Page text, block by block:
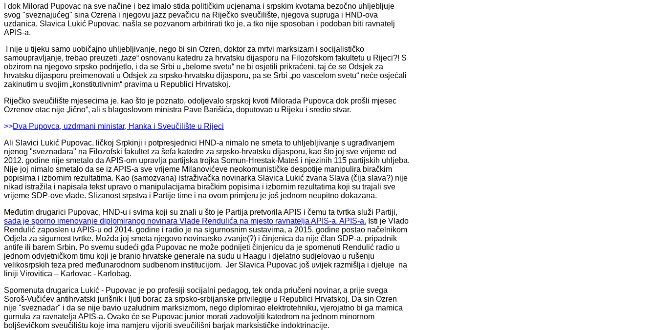
I dok Milorad Pupovac na sve načine i bez imalo stida političkim ucjenama i srpskim kvotama bezočno uhljebljuje
svog "sveznajućeg" sina Ozrena i njegovu jazz pevačicu na Riječko sveučilište, njegova supruga i HND-ova
uzdanica, Slavica Lukić Pupovac, našla se pozvanom arbitrirati tko je, a tko nije sposoban i podoban biti ravnatelj
APIS-a.
I nije u tijeku samo uobičajno uhljebljivanje, nego bi sin Ozren, doktor za mrtvi marksizam i socijalističko
samoupravljanje, trebao preuzeti „taze“ osnovanu katedru za hrvatsku dijasporu na Filozofskom fakultetu u Rijeci?! S
obzirom na njegovo srpsko podrijetlo, i da se Srbi u „belome svetu“ ne bi osjetili prikraćeni, taj će se Odsjek za
hrvatsku dijasporu preimenovati u Odsjek za srpsko-hrvatsku dijasporu, pa se Srbi „po vascelom svetu“ neće osjećali
zakinutim u svojim „konstitutivnim“ pravima u Republici Hrvatskoj.
Riječko sveučilište mjesecima je, kao što je poznato, odoljevalo srpskoj kvoti Milorada Pupovca dok prošli mjesec
Ozrenov otac nije „lično“, ali s blagoslovom ministra Pave Barišića, doputovao u Rijeku i sredio stvar.
>>Dva Pupovca, uzdrmani ministar, Hanka i Sveučilište u Rijeci
Ali Slavici Lukić Pupovac, ličkoj Srpkinji i potpresjednici HND-a nimalo ne smeta to uhljebljivanje s ugrađivanjem
njenog "sveznadara" na Filozofski fakultet za šefa katedre za srpsko-hrvatsku dijasporu, kao što joj sve vrijeme od
2012. godine nije smetalo da APIS-om upravlja partijska trojka Somun-Hrestak-Mateš i njezinih 115 partijskih uhljeba.
Nije joj nimalo smetalo da se iz APIS-a sve vrijeme Milanovićeve neokomunističke despotije manipulira biračkim
popisima i izbornim rezultatima. Kao (samozvana) istraživačka novinarka Slavica Lukić zvana Slava (čija slava?) nije
nikad istražila i napisala tekst upravo o manipulacijama biračkim popisima i izbornim rezultatima koji su trajali sve
vrijeme SDP-ove vlade. Slizanost srpstva i Partije time i na ovom primjeru je još jednom neupitno dokazana.
Međutim drugarici Pupovac, HND-u i svima koji su znali u što je Partija pretvorila APIS i čemu ta tvrtka služi Partiji,
sada je sporno imenovanje diplomiranog novinara Vlade Rendulića na mjesto ravnatelja APIS-a. APIS-a. Isti je Vlado
Rendulić zaposlen u APIS-u od 2014. godine i radio je na sigurnosnim sustavima, a 2015. godine postao načelnikom
Odjela za sigurnost tvrtke. Možda joj smeta njegovo novinarsko zvanje(?) i činjenica da nije član SDP-a, pripadnik
antife ili barem Srbin. Po svemu sudeći gđa Pupovac ne može podnijeti činjenicu da je spomenuti Rendulić radio u
jednom odvjetničkom timu koji je branio hrvatske generale na sudu u Haagu i djelatno sudjelovao u rušenju
velikosrpskih teza pred međunarodnom sudbenom institucijom. Jer Slavica Pupovac još uvijek razmišlja i djeluje na
liniji Virovitica – Karlovac - Karlobag.
Spomenuta drugarica Lukić - Pupovac je po profesiji socijalni pedagog, tek onda priučeni novinar, a prije svega
Soroš-Vučićev antihrvatski jurišnik i ljuti borac za srpsko-srbijanske privilegije u Republici Hrvatskoj. Da sin Ozren
nije "sveznadar" i da se nije bavio uzaludnim marksizmom, nego diplomirao elektrotehniku, vjerojatno bi ga mamica
gurnula za ravnatelja APIS-a. Ovako će se Pupovac junior morati zadovoljiti katedrom na jednom minornom
boljševičkom sveučilištu koje ima namjeru vijoriti sveučilišni barjak marksističke indoktrinacije.